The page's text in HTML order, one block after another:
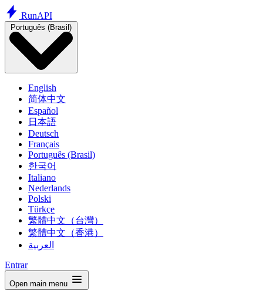
RunAPI
Português (Brasil)
English
简体中文
Español
日本語
Deutsch
Français
Português (Brasil)
한국어
Italiano
Nederlands
Polski
Türkçe
繁體中文（台灣）
繁體中文（香港）
العربية
Entrar
Open main menu